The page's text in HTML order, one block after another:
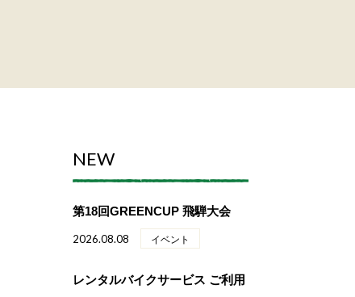
NEW
第18回GREENCUP 飛騨大会
2026.08.08 イベント
レンタルバイクサービス ご利用